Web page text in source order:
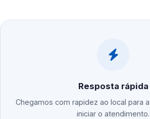
Resposta rápida
Chegamos com rapidez ao local para
iniciar o atendimento.